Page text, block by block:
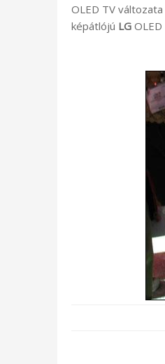
OLED TV
képátlójú LG